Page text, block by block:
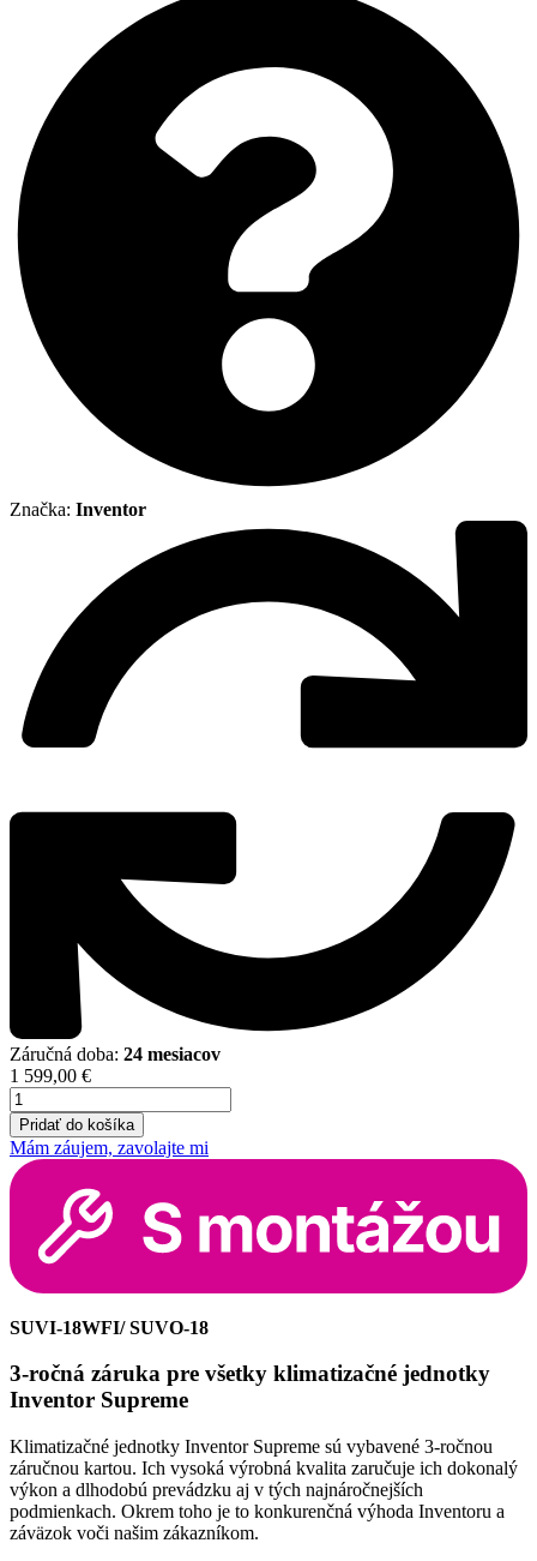
Značka: Inventor
Záručná doba: 24 mesiacov
1 599,00 €
množstvo
Inventor
Supreme
5
kW
montážou
Pridať do košíka
Mám záujem, zavolajte mi
SUVI-18WFI/ SUVO-18
3-ročná záruka pre všetky klimatizačné jednotky
Inventor Supreme
Klimatizačné jednotky Inventor Supreme sú vybavené 3-ročnou
záručnou kartou. Ich vysoká výrobná kvalita zaručuje ich dokonalý
výkon a dlhodobú prevádzku aj v tých najnáročnejších
podmienkach. Okrem toho je to konkurenčná výhoda Inventoru a
záväzok voči našim zákazníkom.